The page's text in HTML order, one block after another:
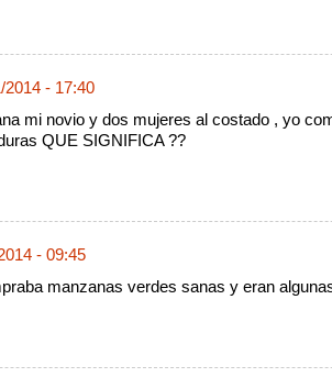
2014 - 17:40
mi novio y dos mujeres al costado , yo
QUE SIGNIFICA ??
- 09:45
manzanas verdes sanas y eran